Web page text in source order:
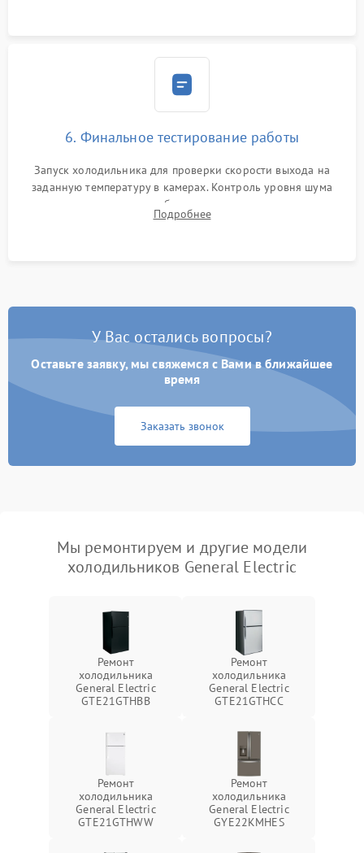
6. Финальное тестирование работы
Запуск холодильника для проверки скорости выхода на
заданную температуру в камерах. Контроль уровня шума
компрессора, отсутствия обмерзания стенок и корректного
срабатывания системы автоматической оттайки.
Подробнее
У Вас остались вопросы?
Оставьте заявку, мы свяжемся с Вами в ближайшее
время
Заказать звонок
Мы ремонтируем и другие модели
холодильников General Electric
Ремонт
холодильника
General Electric
GTE21GTHBB
Ремонт
холодильника
General Electric
GTE21GTHCC
Ремонт
холодильника
General Electric
GTE21GTHWW
Ремонт
холодильника
General Electric
GYE22KMHES